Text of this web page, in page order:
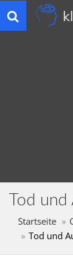
Toggle
navigation
Tod
Startseite
Tod und